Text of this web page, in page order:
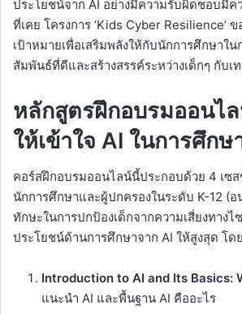
ประโยชน์จาก AI อย่างมีความรับผิดชอบมี
ที่เคย โครงการ ‘Kids Cyber Resilience’
เป้าหมายเพื่อเสริมพลังให้กับนักการศึกษาใน
สัมพันธ์ที่ดีและสร้างสรรค์ระหว่างเด็กๆ กับเ
หลักสูตรฝึกอบรมออนไ
ให้เข้าใจ AI ในการศึกษ
คอร์สฝึกอบรมออนไลน์นี้ประกอบด้วย 4 เซ
นักการศึกษาและผู้ปกครองในระดับ K-12 (อ
ทักษะในการปกป้องเด็กจากความเสี่ยงทางไ
ประโยชน์ด้านการศึกษาจาก AI ให้สูงสุด โ
Introduction to AI and Its Basics:
แนะนำ AI และพื้นฐาน AI คืออะไร